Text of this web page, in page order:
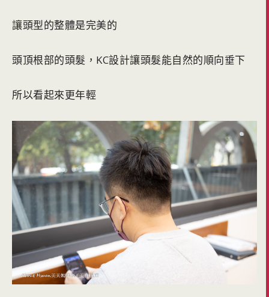
讓頭型的整體是完美的
頭頂根部的頭髮，KC設計讓頭髮能自然的順向垂下
所以看起來更年輕